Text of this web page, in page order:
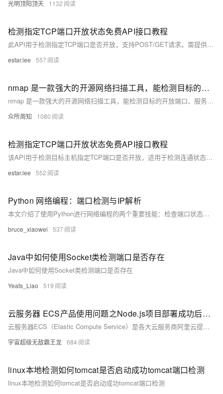
光明顶阳顶天 1132
检测指定TCP端口开放状态免费API接口教程
此API用于检测指定TCP端口是否开放，支持POST/GET请求。需提供用户ID、KEY、目标主机，可选指定端口（默认80）和地区（默认国内）。返回状态码、信息提示、检测主机、端口及状态（开放或关闭）。示例中ID和KEY为公共测试用，建议使用个人ID和KEY以享受更高调用频率。
estar.lee 557
nmap 是一款强大的开源网络扫描工具，能检测目标的开放端口、服务类型和操作系统等信息
nmap 是一款强大的开源网络扫描工具，能检测目标的开放端口、服务类型和操作系统等信息。本文分三部分介绍 nmap：基本原理、使用方法及技巧、实际应用及案例分析。通过学习 nmap，您可以更好地了解网络拓扑和安全状况，提升网络安全管理和渗透测试能力。
众所周知 1080
检测指定TCP端口开放状态免费API接口教程
该API用于检测目标主机指定TCP端口是否开放，适用于检测连通状态等场景。支持指定大陆、美国、香港等检测节点。请求地址为 `https://cn.apihz.cn/api/wangzhan/port.php`，支持POST和GET请求方式。请求参数包括 `id`、`key`、`type`、`host` 和 `port`。返回参数包含检测结果和状态码。示例请求：`https://cn.apihz.cn/api/wangzhan/port.php?id=88888888&key=88888888&type=1&host=49.234.56.78&port=80`。
estar.lee 552
Python 网络编程：端口检测与IP解析
本文介绍了使用Python进行网络编程的两个重要技能：检查端口状态和根据IP地址解析主机名。通过`socket`库实现端口扫描和主机名解析的功能，并提供了详细的示例代码。文章最后还展示了如何整合这两部分代码，实现一个简单的命令行端口扫描器，适用于网络故障排查和安全审计。
bruce_xiaowei 537
Java中如何使用Socket类检测端口是否存在
Java中如何使用Socket类检测端口是否存在
Yeats_Liao 519
云服务器 ECS产品使用问题之Node.js项目部署成功后无法通过公网IP+端口号访问，是什么导致的
云服务器ECS（Elastic Compute Service）是各大云服务商阿里云提供的一种基础云计算服务，它允许用户租用云端计算资源来部署和运行各种应用程序。以下是一个关于如何使用ECS产品的综合指南。
宇宙超级无敌霸王龙 684
linux本地检测如何tomcat是否启动成功tomcat端口检测
linux本地检测如何tomcat是否启动成功tomcat端口检测